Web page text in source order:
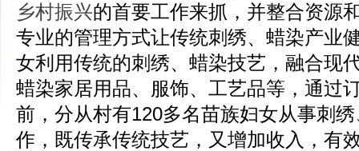
乡村振兴的首要工作来抓，并整合资源
专业的管理方式让传统刺绣、蜡染产业
女利用传统的刺绣、蜡染技艺，融合现
蜡染家居用品、服饰、工艺品等，通过
前，分从村有120多名苗族妇女从事刺
作，既传承传统技艺，又增加收入，有